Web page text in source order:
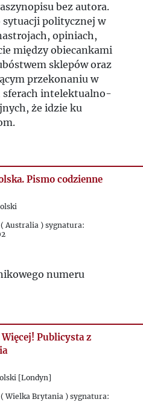
bez autora.
sytuacji politycznej w
opiniach,
między obiecankami
sklepów oraz
przekonaniu w
sferach intelektualno-
że idzie ku
Pismo codzienne
( Australia ) sygnatura:
numeru
Publicysta z
[Londyn]
( Wielka Brytania ) sygnatura: